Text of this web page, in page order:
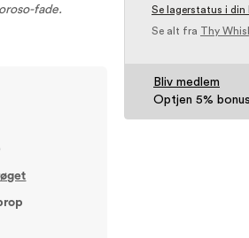
Se lagerstatus i din
Se alt fra Thy
Bliv medlem
Optjen 5% bonus
fade.